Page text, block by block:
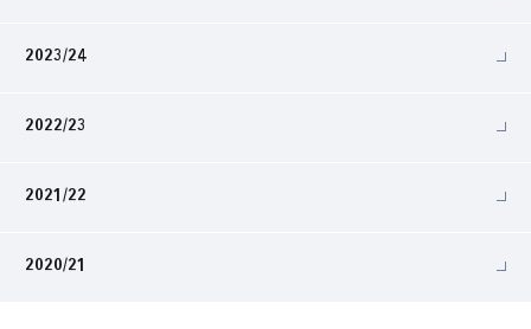
2023/24
2022/23
2021/22
2020/21